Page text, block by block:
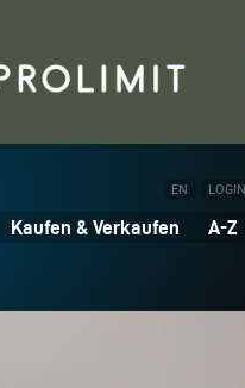
EN LOGIN
Kaufen & Verkaufen A-Z